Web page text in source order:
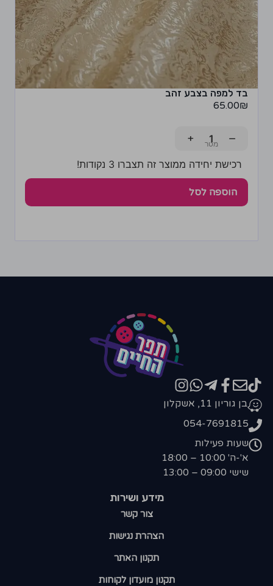
בד למפה בצבע זהב
65.00₪
−
+
רכישת יחידה ממוצר זה תצברו 3 נקודות!
הוספה לסל
מידע ושירות
צור קשר
הצהרת נגישות
תקנון האתר
תקנון מועדון לקוחות
בן גוריון 11, אשקלון
054-7691815
שעות פעילות
א'-ה' 10:00 – 18:00
שישי 09:00 – 13:00